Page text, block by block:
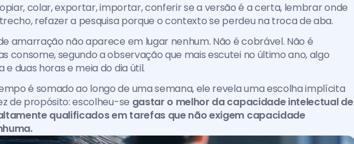
colar, exportar, importar, conferir se a versão é a certa, lembrar onde
refazer a pesquisa porque o contexto se perdeu na troca de aba.
amarração não aparece em lugar nenhum. Não é cobrável. Não é
consome, segundo a observação que mais escutei no último ano, algo
duas horas e meia do dia útil.
é somado ao longo de uma semana, ele revela uma escolha implícita
de propósito: escolheu-se gastar o melhor da capacidade intelectual de
qualificados em tarefas que não exigem capacidade